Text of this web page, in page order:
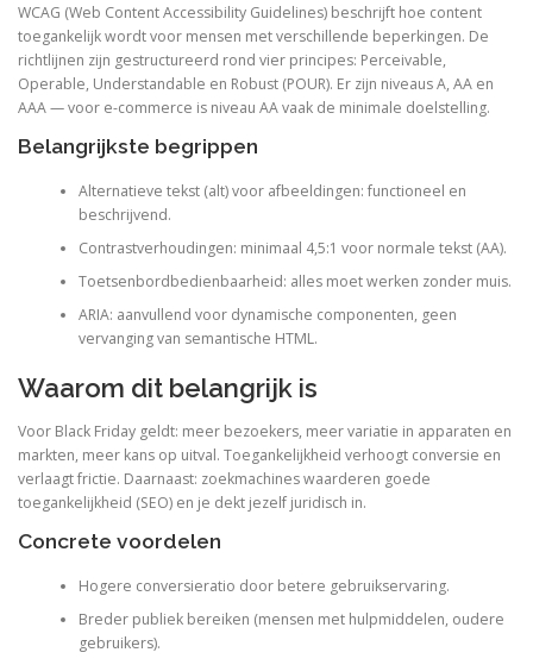
WCAG (Web Content Accessibility Guidelines) beschrijft hoe content
toegankelijk wordt voor mensen met verschillende beperkingen. De
richtlijnen zijn gestructureerd rond vier principes: Perceivable,
Operable, Understandable en Robust (POUR). Er zijn niveaus A, AA en
AAA — voor e-commerce is niveau AA vaak de minimale doelstelling.
Belangrijkste begrippen
Alternatieve tekst (alt) voor afbeeldingen: functioneel en
beschrijvend.
Contrastverhoudingen: minimaal 4,5:1 voor normale tekst (AA).
Toetsenbordbedienbaarheid: alles moet werken zonder muis.
ARIA: aanvullend voor dynamische componenten, geen
vervanging van semantische HTML.
Waarom dit belangrijk is
Voor Black Friday geldt: meer bezoekers, meer variatie in apparaten en
markten, meer kans op uitval. Toegankelijkheid verhoogt conversie en
verlaagt frictie. Daarnaast: zoekmachines waarderen goede
toegankelijkheid (SEO) en je dekt jezelf juridisch in.
Concrete voordelen
Hogere conversieratio door betere gebruikservaring.
Breder publiek bereiken (mensen met hulpmiddelen, oudere
gebruikers).